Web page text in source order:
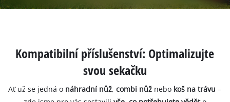
Kompatibilní příslušenství: Optimalizujte
svou sekačku
Ať už se jedná o náhradní nůž,combi nůž nebo koš na trávu –